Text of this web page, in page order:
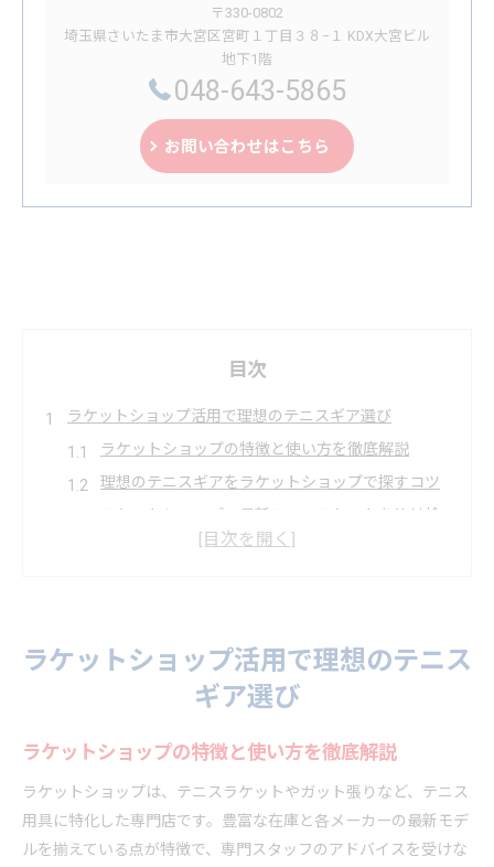
〒330-0802
埼玉県さいたま市大宮区宮町１丁目３８−１ KDX大宮ビル
地下1階
048-643-5865
お問い合わせはこちら
目次
ラケットショップ活用で理想のテニスギア選び
ラケットショップの特徴と使い方を徹底解説
理想のテニスギアをラケットショップで探すコツ
ラケットショップで最新テニスラケットを比較検
自分に合うラケットショップを見極めるポイント
ラケットショップ選びで重視すべきサービス要素
評判が高いラケットショップの特徴を解説
ラケットショップの在庫状況と試打体験の活用法
テニスラケットの選定で知っておきたい基礎知識
ラケットショップ活用で理想のテニス
ギア選び
ラケットショップの特徴と使い方を徹底解説
ラケットショップは、テニスラケットやガット張りなど、テニス
用具に特化した専門店です。豊富な在庫と各メーカーの最新モデ
ルを揃えている点が特徴で、専門スタッフのアドバイスを受けな